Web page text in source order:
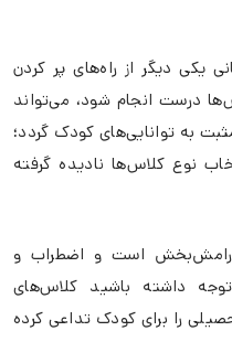
یکی دیگر از راه‌های پر کردن
درست انجام شود، می‌تواند
به توانایی‌های کودک گردد؛
نوع کلاس‌ها نادیده گرفته
آرامش‌بخش است و اضطراب و
داشته باشید کلاس‌های
را برای کودک تداعی کرده